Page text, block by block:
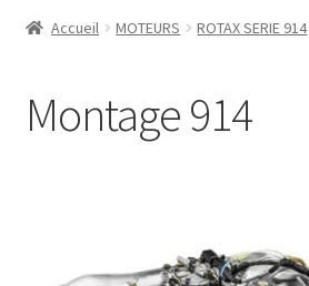
Mon compte
Accueil MOTEURS ROTAX SERIE 914
Montage 914